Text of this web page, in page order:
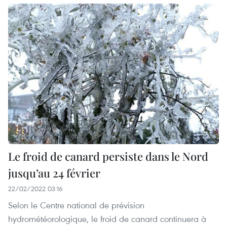
Le froid de canard persiste dans le Nord
jusqu’au 24 février
22/02/2022 03:16
Selon le Centre national de prévision
hydrométéorologique, le froid de canard continuera à